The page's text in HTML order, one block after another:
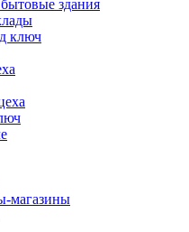
здания
ключ
магазины